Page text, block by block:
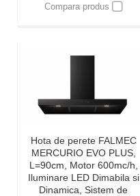
Compara produs
Hota de perete FALMEC
MERCURIO EVO PLUS,
L=90cm, Motor 600mc/h,
Iluminare LED Dimabila si
Dinamica, Sistem de